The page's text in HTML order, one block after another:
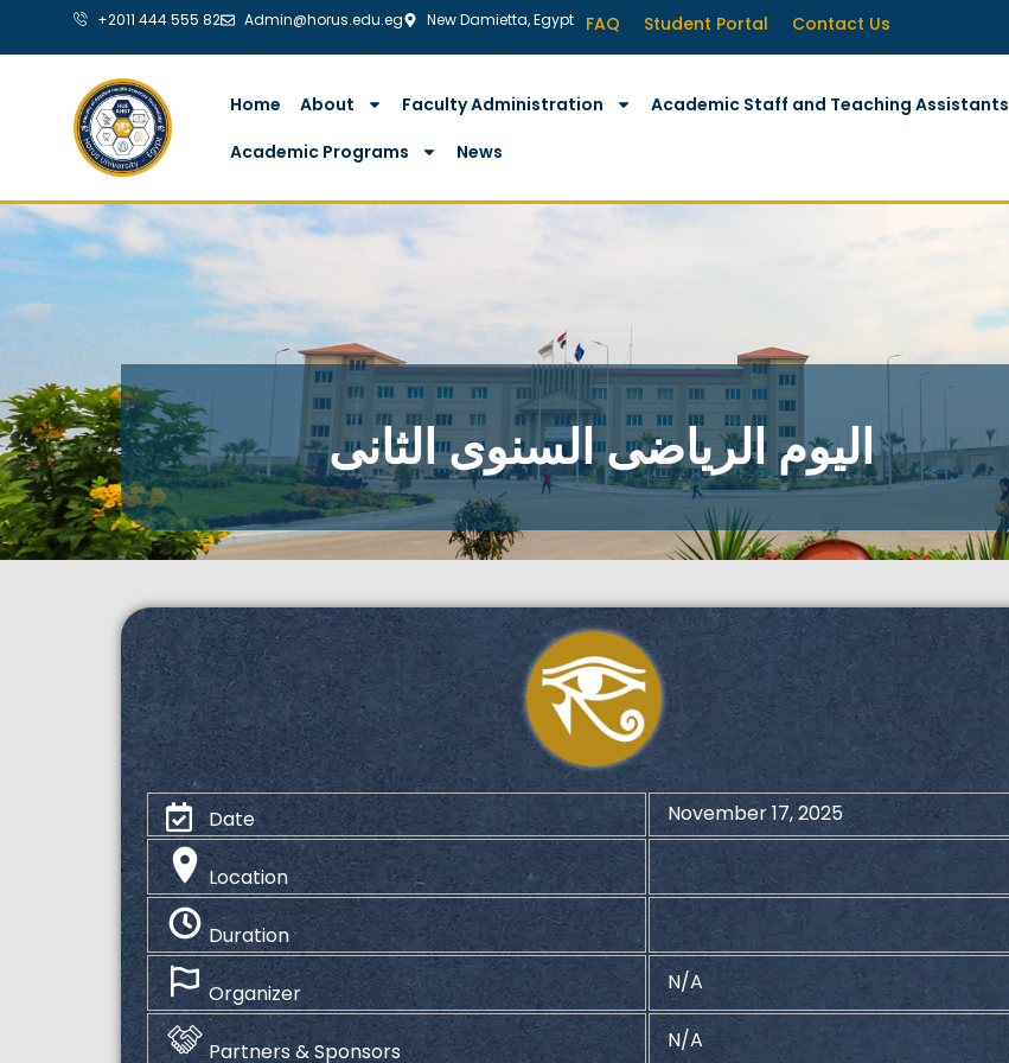
+2011 444 555 82 Admin@horus.edu.eg New Damietta, Egypt FAQ Student Portal Contact Us
Home About Faculty Administration Academic Staff and Teaching Assistants
Academic Programs
News
اليوم الرياضى السنوى الثانى
Date November 17, 2025
Location
Duration
Organizer N/A
Partners & Sponsors N/A